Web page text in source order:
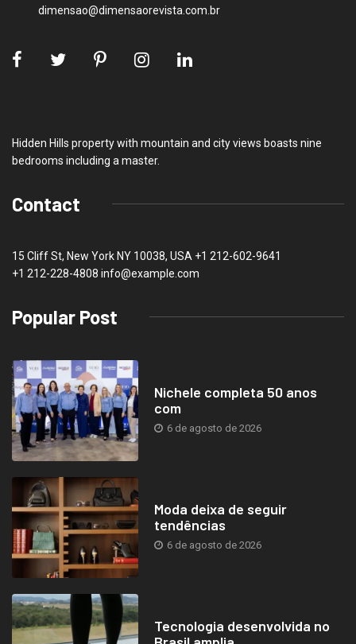
dimensao@dimensaorevista.com.br
Hidden Hills property with mountain and city views boasts nine
bedrooms including a master.
Contact
15 Cliff St, New York NY 10038, USA +1 212-602-9641
+1 212-228-4808 info@example.com
Popular Post
Nichele completa 50 anos
com
6 de agosto de 2026
Moda deixa de seguir
tendências
6 de agosto de 2026
Tecnologia desenvolvida no